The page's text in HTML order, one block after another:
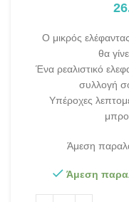
Ο μικρός
θα
Ένα ρεαλιστικό
συλλογή
Υπέροχες
Άμεση
Άμεση